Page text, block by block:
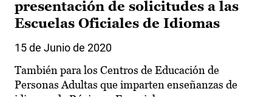
presentación de solicitudes a las
Escuelas Oficiales de Idiomas
15 de Junio de 2020
También para los Centros de Educación de
Personas Adultas que imparten enseñanzas de